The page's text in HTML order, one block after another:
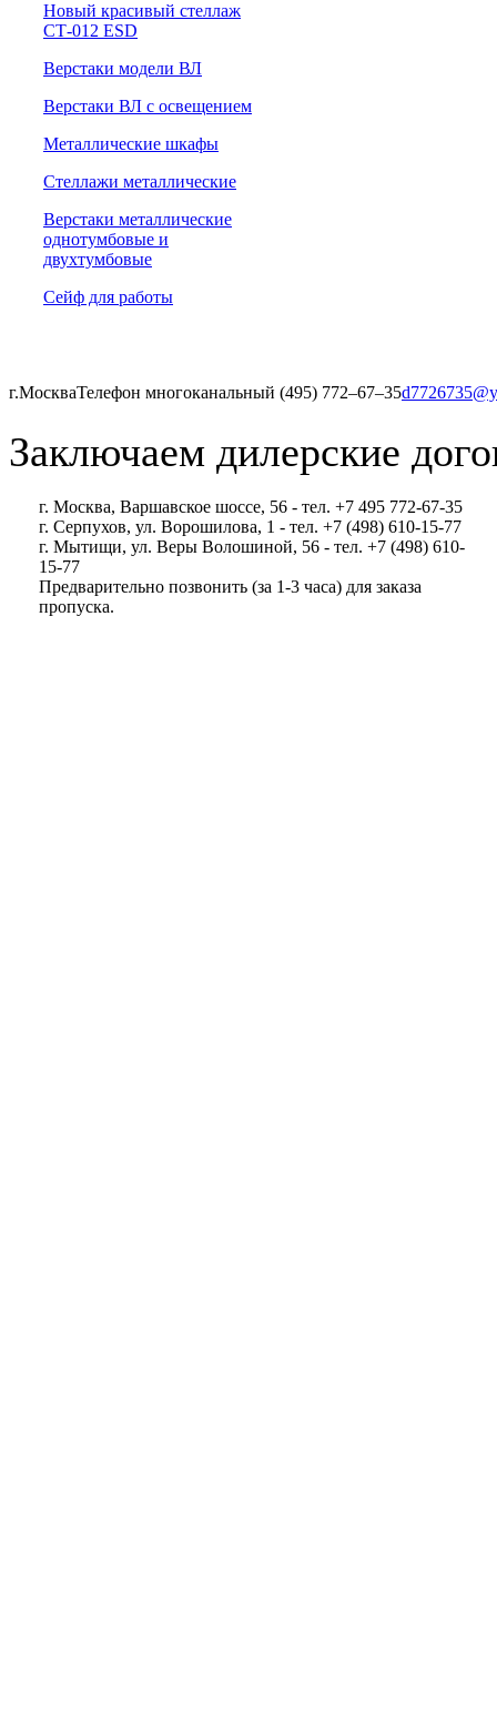
Новый красивый стеллаж
СТ-012 ESD
Верстаки модели ВЛ
Верстаки ВЛ с освещением
Металлические шкафы
Стеллажи металлические
Верстаки металлические
однотумбовые и
двухтумбовые
Сейф для работы
г.МоскваТелефон многоканальный (495) 772‒67‒35
Заключаем дилерские
г. Москва, Варшавское шоссе, 56 - тел. +7 495 772-67-35
г. Серпухов, ул. Ворошилова, 1 - тел. +7 (498) 610-15-77
г. Мытищи, ул. Веры Волошиной, 56 - тел. +7 (498) 610-
15-77
Предварительно позвонить (за 1-3 часа) для заказа
пропуска.